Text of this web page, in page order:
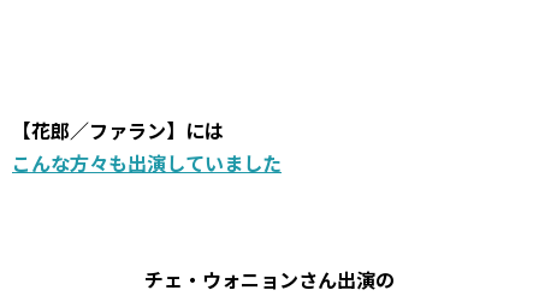
【花郎／ファラン】には
こんな方々も出演していました
チェ・ウォニョンさん出演の